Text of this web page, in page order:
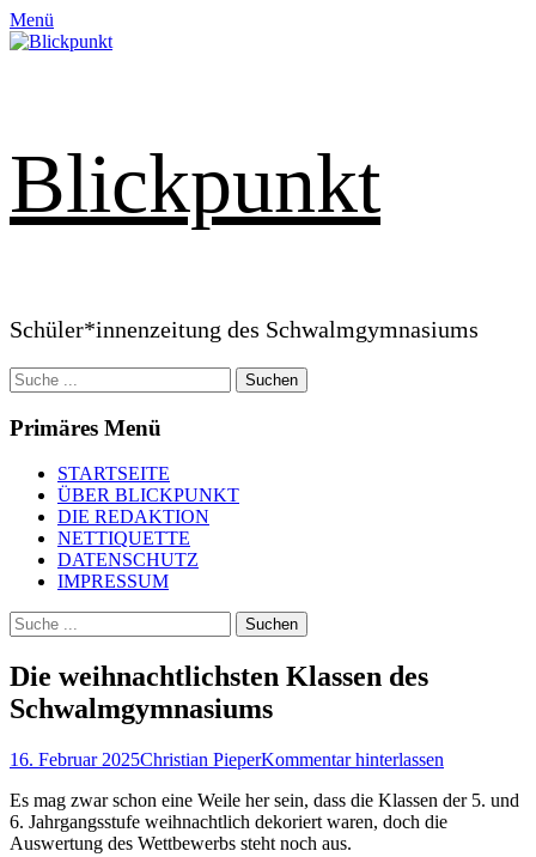
Zum
Inhalt
Menü
Blickpunkt
Schüler*innenzeitung des Schwalmgymnasiums
Suchen
nach:
Primäres Menü
STARTSEITE
ÜBER BLICKPUNKT
DIE REDAKTION
NETTIQUETTE
DATENSCHUTZ
IMPRESSUM
Suchen
Suchen
nach:
Die weihnachtlichsten Klassen des
Schwalmgymnasiums
Posted
16. Februar 2025Autor
Christian PieperKommentar hinterlassen
Es mag zwar schon eine Weile her sein, dass die Klassen der 5. und
6. Jahrgangsstufe weihnachtlich dekoriert waren, doch die
Auswertung des Wettbewerbs steht noch aus.